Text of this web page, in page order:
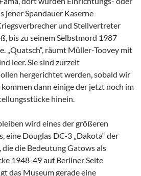
jener Spandauer Kaserne
und Stellvertreter
bis zu seinem Selbstmord 1987
„Quatsch“, räumt Müller-Toovey mit
leer. Sie sind zurzeit
hergerichtet werden, sobald wir
dann einige der jetzt noch im
hinein.
wird eines der größeren
eine Douglas DC-3 „Dakota“ der
die Bedeutung Gatows als
1948-49 auf Berliner Seite
das Museum gerade eine